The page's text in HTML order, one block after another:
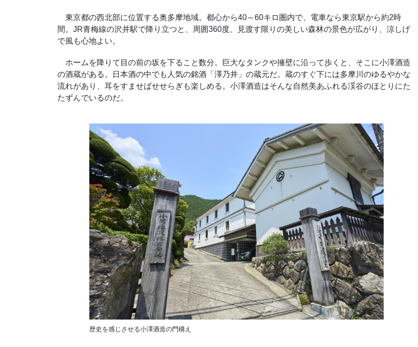
東京都の西北部に位置する奥多摩地域。都心から40～60キロ圏内で、電車なら東京駅から約2時
間。JR青梅線の沢井駅で降り立つと、周囲360度、見渡す限りの美しい森林の景色が広がり、涼しげ
で風も心地よい。
ホームを降りて目の前の坂を下ること数分。巨大なタンクや擁壁に沿って歩くと、そこに小澤酒造
の酒蔵がある。日本酒の中でも人気の銘酒「澤乃井」の蔵元だ。蔵のすぐ下には多摩川のゆるやかな
流れがあり、耳をすませばせせらぎも楽しめる。小澤酒造はそんな自然美あふれる渓谷のほとりにた
たずんでいるのだ。
歴史を感じさせる小澤酒造の門構え